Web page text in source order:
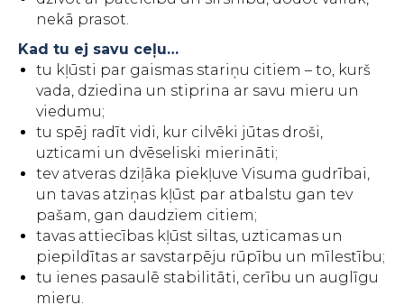
nekā prasot.
Kad tu ej savu ceļu…
tu kļūsti par gaismas stariņu citiem – to, kurš
vada, dziedina un stiprina ar savu mieru un
viedumu;
tu spēj radīt vidi, kur cilvēki jūtas droši,
uzticami un dvēseliski mierināti;
tev atveras dziļāka piekļuve Visuma gudrībai,
un tavas atziņas kļūst par atbalstu gan tev
pašam, gan daudziem citiem;
tavas attiecības kļūst siltas, uzticamas un
piepildītas ar savstarpēju rūpību un mīlestību;
tu ienes pasaulē stabilitāti, cerību un auglīgu
mieru.